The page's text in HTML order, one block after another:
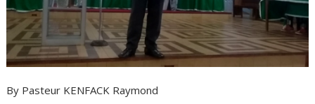
By Pasteur KENFACK Raymond